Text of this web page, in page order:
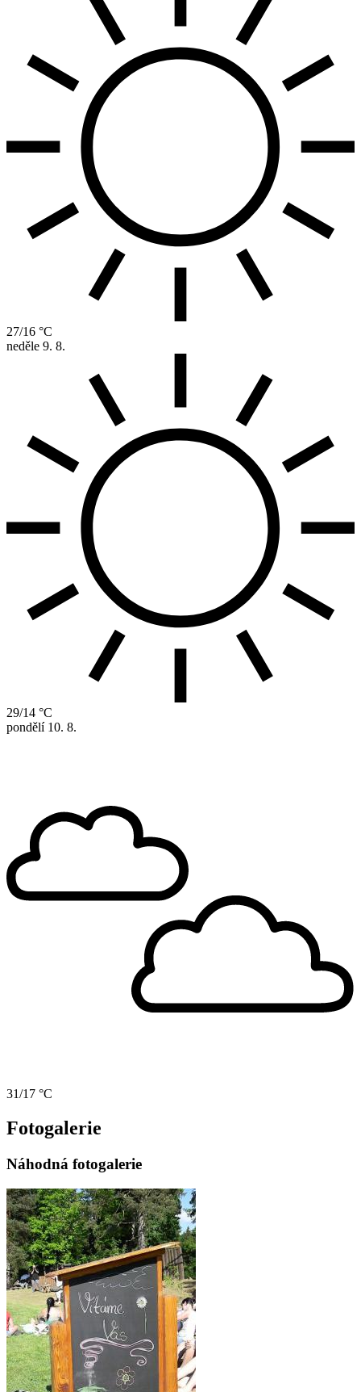
27/16 °C
neděle 9. 8.
29/14 °C
pondělí 10. 8.
31/17 °C
Fotogalerie
Náhodná fotogalerie